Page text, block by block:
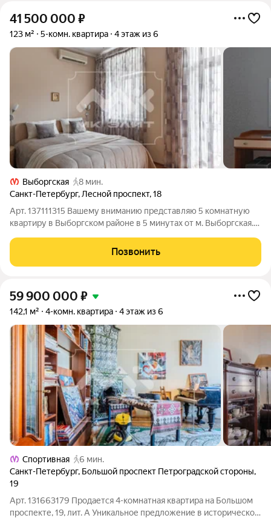
41 500 000 ₽
123 м² 5-комн. квартира 4 этаж из 6
Выборгская
8 мин.
Санкт-Петербург, Лесной проспект,18
Арт. 137111315 Вашему вниманию представляю 5 комнатную
квартиру в Выборгском районе в 5 минутах от м. Выборгская.
гостиную 29 м2, кухню, 2 сан. узла и балкон, с видом на
зеленый тихий двор. В
Позвонить
59 900 000 ₽
142,1 м² 4-комн. квартира 4 этаж из 6
Спортивная
6 мин.
Санкт-Петербург, Большой проспект Петроградской стороны,
19
Арт. 131663179 Продается 4-комнатная квартира на Большом
проспекте, 19, лит. А Уникальное предложение в историческом